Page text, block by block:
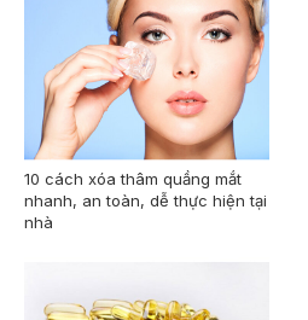
10 cách xóa thâm quầng mắt
nhanh, an toàn, dễ thực hiện tại
nhà